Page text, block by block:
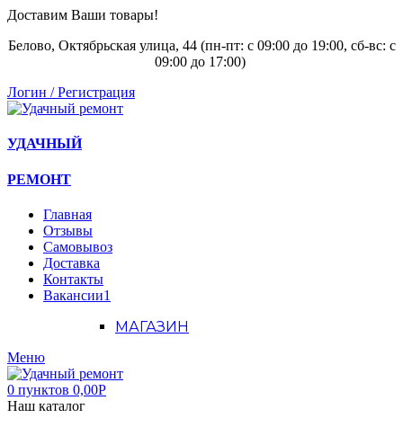
Доставим Ваши товары!
Белово, Октябрьская улица, 44 (пн-пт: с 09:00 до 19:00, сб-вс: с
09:00 до 17:00)
Логин / Регистрация
УДАЧНЫЙ
РЕМОНТ
Главная
Отзывы
Самовывоз
Доставка
Контакты
Вакансии1
МАГАЗИН
Меню
0 пунктов 0,00Р
Наш каталог